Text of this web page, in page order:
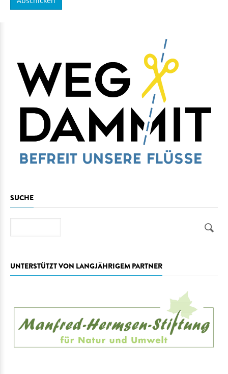
SUCHE
UNTERSTÜTZT VON LANGJÄHRIGEM PARTNER